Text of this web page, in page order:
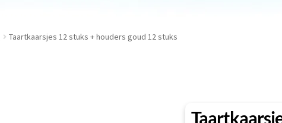
Taartkaarsjes 12 stuks + houders goud 12 stuks